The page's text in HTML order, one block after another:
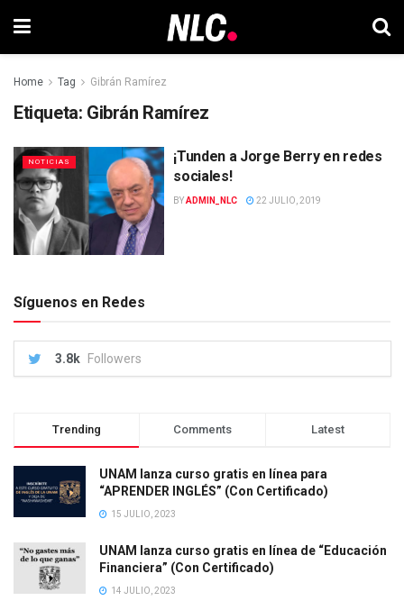
Home Tag Gibrán Ramírez
Etiqueta: Gibrán Ramírez
NOTICIAS
¡Tunden a Jorge Berry en redes
sociales!
BYADMIN_NLC 22 JULIO, 2019
Síguenos en Redes
3.8k Followers
Trending Comments Latest
UNAM lanza curso gratis en línea para
“APRENDER INGLÉS” (Con Certificado)
15 JULIO, 2023
UNAM lanza curso gratis en línea de “Educación
Financiera” (Con Certificado)
14 JULIO, 2023